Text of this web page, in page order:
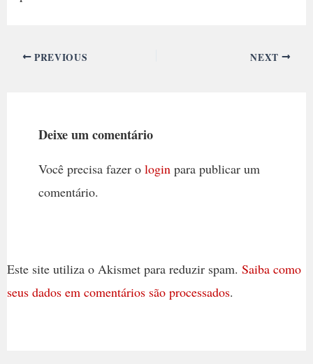
PREVIOUS NEXT
Deixe um comentário
Você precisa fazer o loginpara publicar um
comentário.
Este site utiliza o Akismet para reduzir spam. Saiba como
seus dados em comentários são processados.